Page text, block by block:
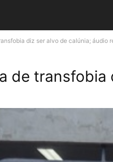
diz ser alvo de calúnia; áudio
de